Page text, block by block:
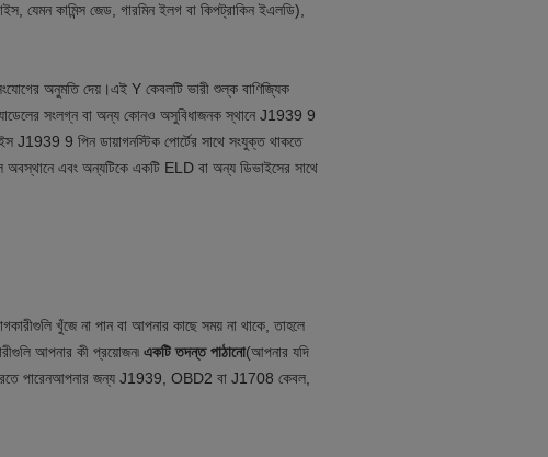
কামিন্স জেড, গারমিন ইলগ বা কিপট্রাকিন ইএলডি),
অনুমতি দেয়।এই Y কেবলটি ভারী শুল্ক বাণিজ্যিক
সংলগ্ন বা অন্য কোনও অসুবিধাজনক স্থানে J1939 9
J1939 9 পিন ডায়াগনস্টিক পোর্টের সাথে সংযুক্ত থাকতে
এবং অন্যটিকে একটি ELD বা অন্য ডিভাইসের সাথে
খুঁজে না পান বা আপনার কাছে সময় না থাকে, তাহলে
আপনার কী প্রয়োজন৷ একটি তদন্ত পাঠানো(আপনার যদি
পারেনআপনার জন্য J1939, OBD2 বা J1708 কেবল,